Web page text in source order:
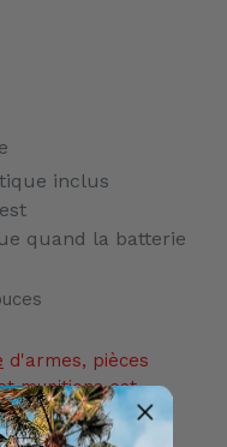
inclus
quand la batterie
d'armes, pièces
munitionsest
est autorisé. Cet